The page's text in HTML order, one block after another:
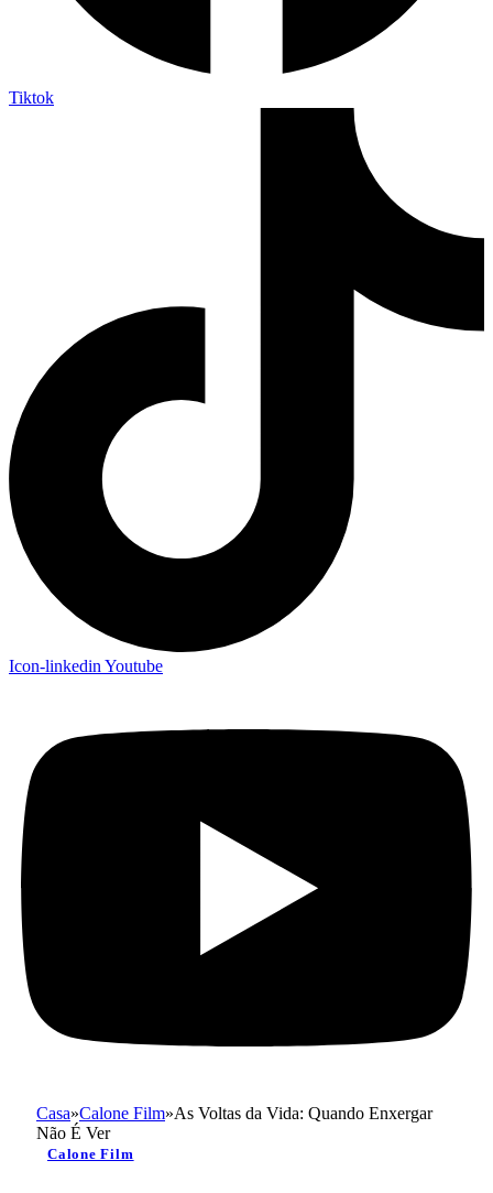
Tiktok
Icon-linkedin Youtube
Casa»Calone Film»As Voltas da Vida: Quando Enxergar
Não É Ver
Calone Film